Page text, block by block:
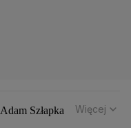
Adam Szłapka
Więcej